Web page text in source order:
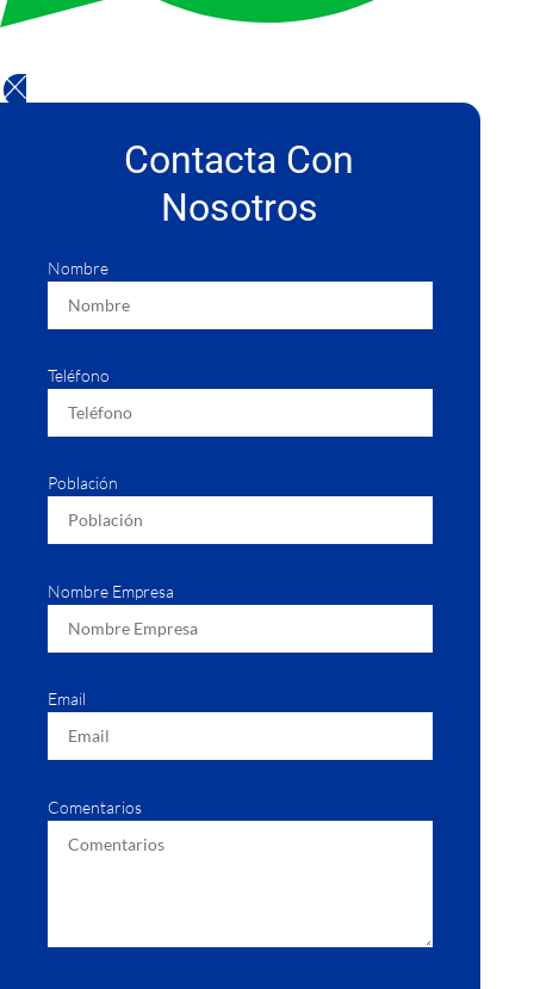
Contacta Con
Nosotros
Nombre
Teléfono
Población
Nombre Empresa
Email
Comentarios